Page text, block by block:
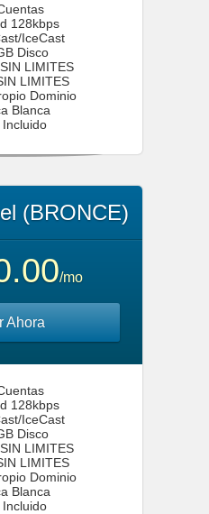
128kbps
IceCast
Disco
LIMITES
LIMITES
Dominio
Blanca
Incluido
(BRONCE)
/mo
Ahora
128kbps
IceCast
Disco
LIMITES
LIMITES
Dominio
Blanca
Incluido